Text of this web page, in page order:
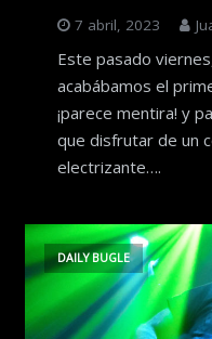
7 abril, 2023
Este pasado
acabábamos el
¡parece mentira! y
que disfrutar de un
electrizante….
DAILY BUGLE